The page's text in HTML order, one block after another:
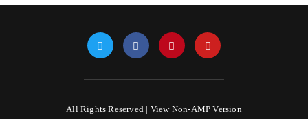
All Rights Reserved | View Non-AMP Version